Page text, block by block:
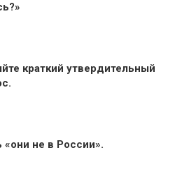
краткий утвердительный
«они не в России».